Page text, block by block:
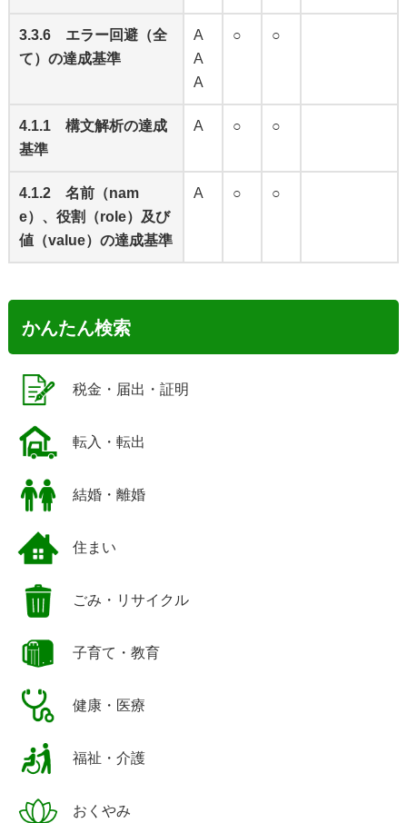
3.3.6 エラー回避（全
て）の達成基準
A
A
A
○ ○
4.1.1 構文解析の達成
基準
A ○ ○
4.1.2 名前（nam
e）、役割（role）及び
値（value）の達成基準
A ○ ○
かんたん検索
税金・届出・証明
転入・転出
結婚・離婚
住まい
ごみ・リサイクル
子育て・教育
健康・医療
福祉・介護
おくやみ